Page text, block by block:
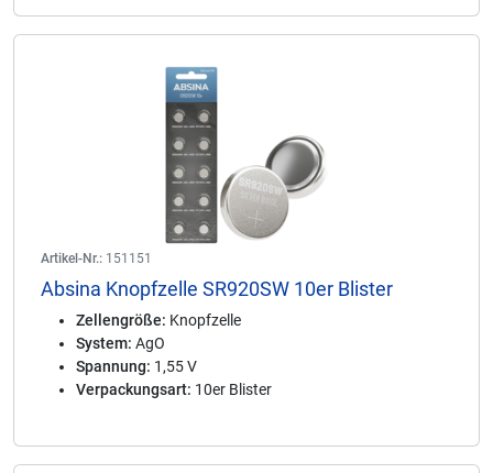
Artikel-Nr.: 151151
Absina Knopfzelle SR920SW 10er Blister
Zellengröße: Knopfzelle
System: AgO
Spannung: 1,55 V
Verpackungsart: 10er Blister